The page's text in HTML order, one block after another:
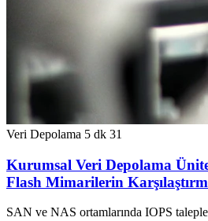
Veri Depolama 5 dk 31
Kurumsal Veri Depolama
Flash Mimarilerin
SAN ve NAS ortamlarında IOPS